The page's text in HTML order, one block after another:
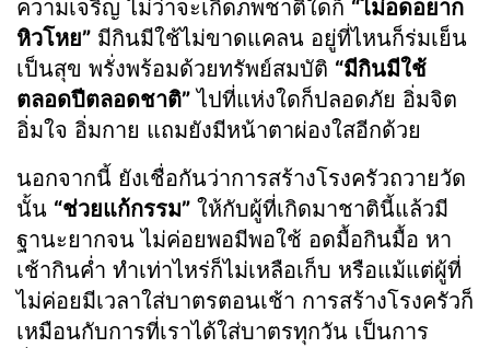
ความเจริญ ไม่ว่าจะเกิดภพชาติใดก็ “ไม่อดอยาก
หิวโหย” มีกินมีใช้ไม่ขาดแคลน อยู่ที่ไหนก็ร่มเย็น
เป็นสุข พรั่งพร้อมด้วยทรัพย์สมบัติ “มีกินมีใช้
ตลอดปีตลอดชาติ” ไปที่แห่งใดก็ปลอดภัย อิ่มจิต
อิ่มใจ อิ่มกาย แถมยังมีหน้าตาผ่องใสอีกด้วย
นอกจากนี้ ยังเชื่อกันว่าการสร้างโรงครัวถวายวัด
นั้น “ช่วยแก้กรรม” ให้กับผู้ที่เกิดมาชาตินี้แล้วมี
ฐานะยากจน ไม่ค่อยพอมีพอใช้ อดมื้อกินมื้อ หา
เช้ากินค่ำ ทำเท่าไหร่ก็ไม่เหลือเก็บ หรือแม้แต่ผู้ที่
ไม่ค่อยมีเวลาใส่บาตรตอนเช้า การสร้างโรงครัวก็
เหมือนกับการที่เราได้ใส่บาตรทุกวัน เป็นการ